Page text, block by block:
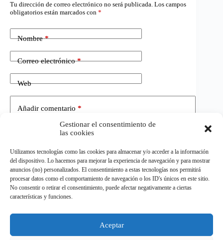
Gestionar el consentimiento de
las cookies
Utilizamos tecnologías como las cookies para almacenar y/o acceder a la información
del dispositivo. Lo hacemos para mejorar la experiencia de navegación y para mostrar
anuncios (no) personalizados. El consentimiento a estas tecnologías nos permitirá
procesar datos como el comportamiento de navegación o los ID's únicos en este sitio.
No consentir o retirar el consentimiento, puede afectar negativamente a ciertas
características y funciones.
Aceptar
Tu dirección de correo electrónico no será publicada. Los campos
obligatorios están marcados con *
Nombre*
Correo electrónico*
Web
Añadir comentario *
Publicar el comentario